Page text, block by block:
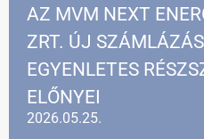
2026.05.25.
AZ MVM NEXT
ZRT. ÚJ
EGYENLETES
ELŐNYEI